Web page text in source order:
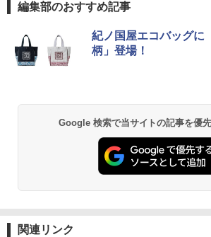
1
ブラックニッカ ニ
ー4000ml ブラック
キー 【日本 アサヒ
角瓶 2700ml サント
イボール 大容量
1
チキンラーメン どん
食品 インスタント カ
【公式】ブタメン と
| 業務用 夜食 カップ
麺 小腹 インスタント
ーリングストック 大
パニー
1
[山善] スチームオー
暮らし 二人暮らし フ
チーム調理 自動メニ
シャープ 過熱水蒸気
L 1段調理 ブラック
ル操作 コンパクト 一
編集部のおすすめ記事
紀ノ国屋エコバッグに
柄」登場！
Google 検索で当サイトの記事を優
関連リンク